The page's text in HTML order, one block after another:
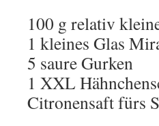
100 g relativ
1 kleines Glas
5 saure Gurken
1 XXL
Citronensaft fürs